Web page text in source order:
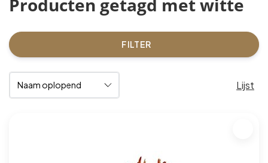
Producten getagd met witte
FILTER
Lijst